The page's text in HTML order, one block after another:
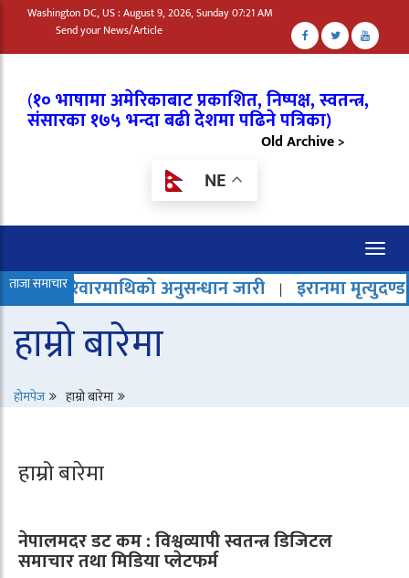
Washington DC, US : August 9, 2026, Sunday 07:21 AM
Send your News/Article
(१० भाषामा अमेरिकाबाट प्रकाशित, निष्पक्ष, स्वतन्त्र,
संसारका १७५ भन्दा बढी देशमा पढिने पत्रिका)
Old Archive >
NE
ताजा समाचार अनुसन्धान जारी | इरानमा मृत्युदण्ड बढेको
हाम्रो बारेमा
होमपेज हाम्रो बारेमा
हाम्रो बारेमा
नेपालमदर डट कम : विश्वव्यापी स्वतन्त्र डिजिटल
समाचार तथा मिडिया प्लेटफर्म